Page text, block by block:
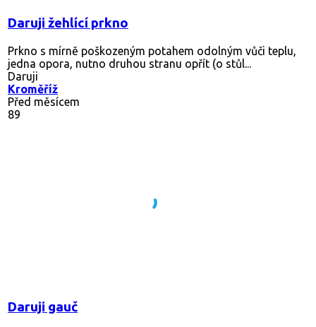
Daruji žehlící prkno
Prkno s mírně poškozeným potahem odolným vůči teplu,
jedna opora, nutno druhou stranu opřít (o stůl...
Daruji
Kroměříž
Před měsícem
89
Daruji gauč